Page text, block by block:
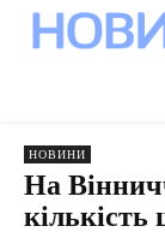
НОВИНИ
На